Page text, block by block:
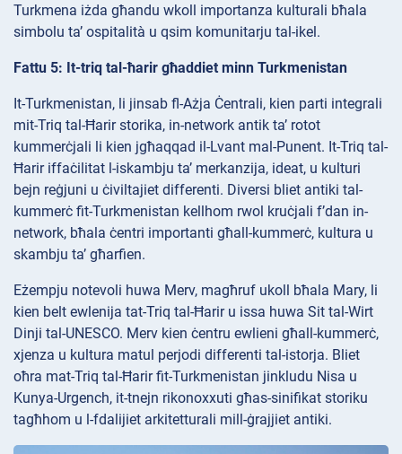
Turkmena iżda għandu wkoll importanza kulturali bħala
simbolu ta’ ospitalità u qsim komunitarju tal-ikel.
Fattu 5: It-triq tal-ħarir għaddiet minn Turkmenistan
It-Turkmenistan, li jinsab fl-Ażja Ċentrali, kien parti integrali
mit-Triq tal-Ħarir storika, in-network antik ta’ rotot
kummerċjali li kien jgħaqqad il-Lvant mal-Punent. It-Triq tal-
Ħarir iffaċilitat l-iskambju ta’ merkanzija, ideat, u kulturi
bejn reġjuni u ċiviltajiet differenti. Diversi bliet antiki tal-
kummerċ fit-Turkmenistan kellhom rwol kruċjali f’dan in-
network, bħala ċentri importanti għall-kummerċ, kultura u
skambju ta’ għarfien.
Eżempju notevoli huwa Merv, magħruf ukoll bħala Mary, li
kien belt ewlenija tat-Triq tal-Ħarir u issa huwa Sit tal-Wirt
Dinji tal-UNESCO. Merv kien ċentru ewlieni għall-kummerċ,
xjenza u kultura matul perjodi differenti tal-istorja. Bliet
oħra mat-Triq tal-Ħarir fit-Turkmenistan jinkludu Nisa u
Kunya-Urgench, it-tnejn rikonoxxuti għas-sinifikat storiku
tagħhom u l-fdalijiet arkitetturali mill-ġrajjiet antiki.